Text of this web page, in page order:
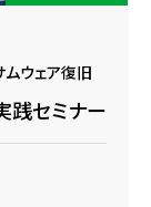
ウェア復旧
践セミナー